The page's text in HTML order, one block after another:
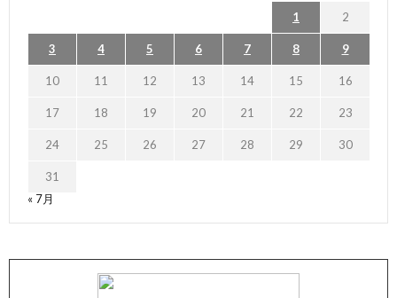
1 2
3 4 5 6 7 8 9
10 11 12 13 14 15 16
17 18 19 20 21 22 23
24 25 26 27 28 29 30
31
« 7月